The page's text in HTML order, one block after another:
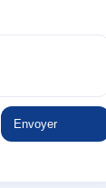
Envoyer